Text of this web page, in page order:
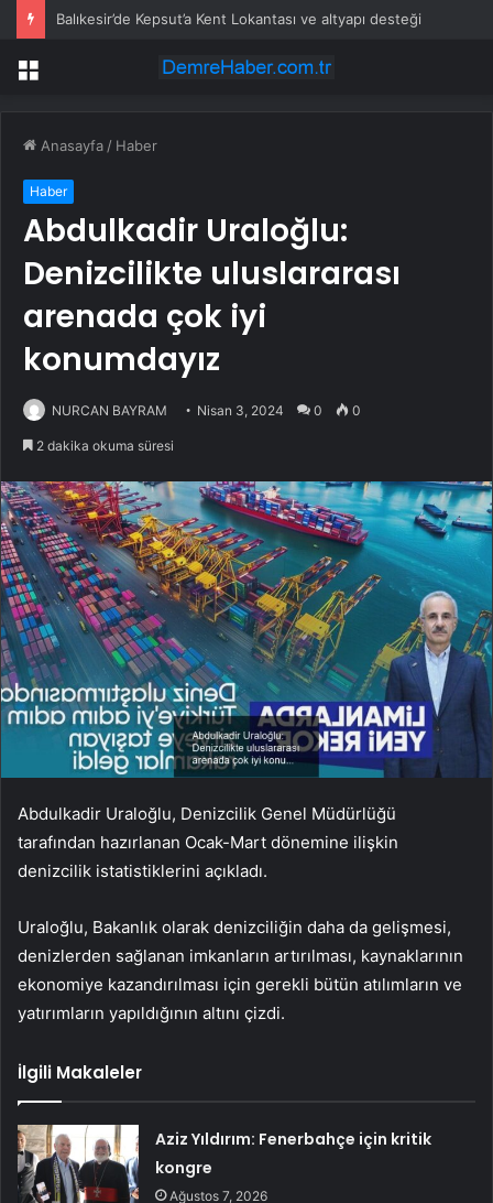
Menü
Anasayfa / Haber
Haber
Abdulkadir Uraloğlu:
Denizcilikte uluslararası
arenada çok iyi
konumdayız
NURCAN BAYRAM Nisan 3, 2024 0 0
2 dakika okuma süresi
Abdulkadir Uraloğlu, Denizcilik Genel Müdürlüğü
tarafından hazırlanan Ocak-Mart dönemine ilişkin
denizcilik istatistiklerini açıkladı.
Uraloğlu, Bakanlık olarak denizciliğin daha da gelişmesi,
denizlerden sağlanan imkanların artırılması, kaynaklarının
ekonomiye kazandırılması için gerekli bütün atılımların ve
yatırımların yapıldığının altını çizdi.
İlgili Makaleler
Aziz Yıldırım: Fenerbahçe için kritik
kongre
Ağustos 7, 2026